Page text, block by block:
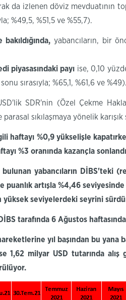
da izlenen döviz mevduatının
%49,5, %51,5 ve %55,7).
yabancıların, bir
piyasasındaki payı ise, 0,10
sırasıyla; %65,1, %61,6 ve %49).
SDR'nin (Özel Çekme
sıkılaşmaya yönelik
haftayı %0,9 yükselişle
%3 oranında kazançla
yabancıların DİBS'teki
puanlıkartışla %4,46
yüksek seviyelerdeki seyrini
tarafında 6 Ağustos
yıl başından bu yana
1,62 milyar USD tutarında